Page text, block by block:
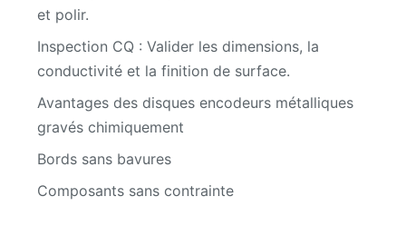
TITANE ET
ALLIAGES DE
TITANE
2,0 mm
2000 mm
Processus de
Préparation
du matériau
de résine
et polir.
Inspection CQ : Valider les dimensions, la
conductivité et la finition de surface.
Avantages des disques encodeurs métalliques
gravés chimiquement
Bords sans bavures
Composants sans contrainte